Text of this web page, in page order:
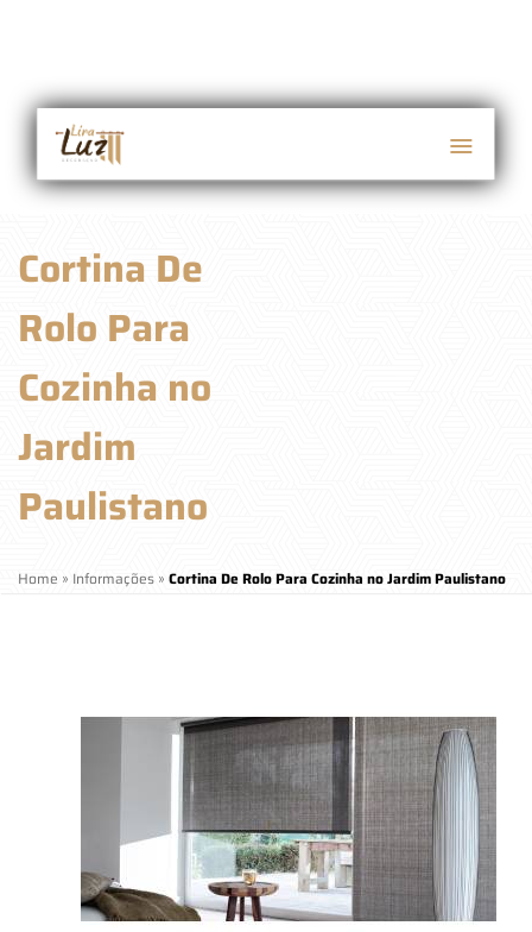
Cortina De
Rolo Para
Cozinha no
Jardim
Paulistano
Home » Informações » Cortina De Rolo Para Cozinha no Jardim Paulistano